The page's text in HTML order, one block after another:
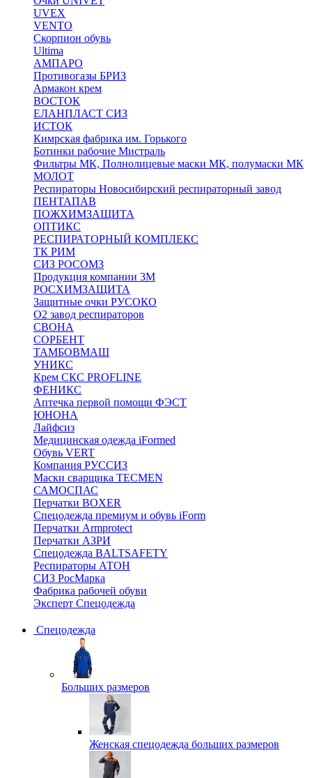
UVEX
VENTO
Скорпион обувь
Ultima
АМПАРО
Противогазы БРИЗ
Армакон крем
ВОСТОК
ЕЛАНПЛАСТ СИЗ
ИСТОК
Кимрская фабрика им. Горького
Ботинки рабочие Мистраль
Фильтры МК, Полнолицевые маски МК, полумаски МК
МОЛОТ
Респираторы Новосибирский респираторный завод
ПЕНТАПАВ
ПОЖХИМЗАЩИТА
ОПТИКС
РЕСПИРАТОРНЫЙ КОМПЛЕКС
ТК РИМ
СИЗ РОСОМЗ
Продукция компании 3M
РОСХИМЗАЩИТА
Защитные очки РУСОКО
О2 завод респираторов
СВОНА
СОРБЕНТ
ТАМБОВМАШ
УНИКС
Крем СКС PROFLINE
ФЕНИКС
Аптечка первой помощи ФЭСТ
ЮНОНА
Лайфсиз
Медицинская одежда iFormed
Обувь VERT
Компания РУССИЗ
Маски сварщика TECMEN
САМОСПАС
Перчатки BOXER
Спецодежда премиум и обувь iForm
Перчатки Armprotect
Перчатки АЗРИ
Спецодежда BALTSAFETY
Респираторы АТОН
СИЗ РосМарка
Фабрика рабочей обуви
Эксперт Спецодежда
Спецодежда
Больших размеров
Женская спецодежда больших размеров